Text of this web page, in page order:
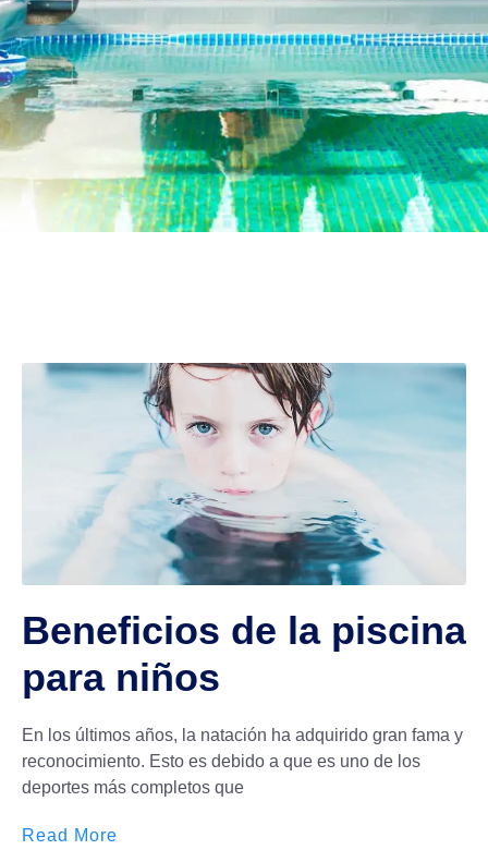
Beneficios de la piscina
para niños
En los últimos años, la natación ha adquirido gran fama y
reconocimiento. Esto es debido a que es uno de los
deportes más completos que
Read More